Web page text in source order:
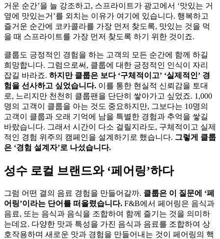
거운 순간’을 늘 강조하고, 스프라이트가 광고에서 ‘맛있는 거
옆에 맛있는거’를 외치는 이유가 여기에 있습니다. 행복하고
즐거운 순간에 코카콜라를 가장 먼저 찾도록, 맛있는 것을 먹
을 때 스프라이트를 가장 먼저 찾도록 하기 위한 것이죠.
클룹도 긍정적인 경험을 하는 고객의 모든 순간에 함께 하길
희망합니다. 그럼으로써, 클룹에 대한 긍정적인 인식이 자리
잡길 바라죠. 하지만 클룹은 보다 ‘구체적이고’ ‘실제적인’ 경
험을 선사하고 싶었습니다. 이를 통한 현실적 신뢰감을 토대
로, 느리지만 천천히 클룹팬을 단단히 쌓아가고 싶었죠. 1,000
명의 고객이 클룹을 아는 것도 중요하지만, 그보다는 10명의
고객이 클룹과 오래 기억에 남을 특별한 경험과 추억을 쌓길
바랐습니다. 그래서 시간이 다소 걸릴지라도, 구체적이고 실제
적인 경험 위주의 캠페인을 설계하기로 했습니다. 그렇게 클룹
은 ‘경험 설계자’로 나섰습니다.
성수 로컬 브랜드와 ‘페어링’하다
그럼 어떤 결의 음료 경험을 만들어갈까. 클룹은 이 질문에 ‘페
어링’이라는 단어를 떠올렸습니다. F&B에서 페어링은 음식과
음료, 또는 음식과 음식을 조합하여 함께 즐기는 것을 의미하
는데요. 다양한 맛과 특성을 가진 음식과 음료를 조합하여 상
호작용하며 새로운 맛과 경험을 만들어내는 것이 페어링의 핵